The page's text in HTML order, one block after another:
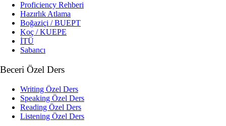
Proficiency Rehberi
Hazırlık Atlama
Boğaziçi / BUEPT
Koç / KUEPE
İTÜ
Sabancı
Beceri Özel Ders
Writing Özel Ders
Speaking Özel Ders
Reading Özel Ders
Listening Özel Ders